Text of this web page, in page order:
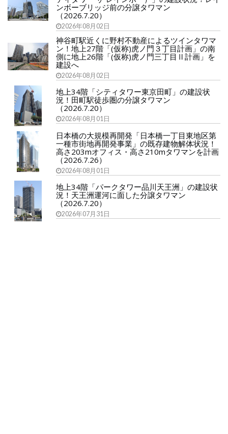
ンボーブリッジ前の分譲タワマン
（2026.7.20）
2026年08月02日
神谷町駅近くに野村不動産によるツインタワマ
ン！地上27階「(仮称)虎ノ門３丁目計画」の南
側に地上26階「(仮称)虎ノ門三丁目Ⅱ計画」を
建設へ
2026年08月02日
地上34階「シティタワー東京田町」の建設状
況！田町駅徒歩圏の分譲タワマン
（2026.7.20）
2026年08月01日
日本橋の大規模再開発「日本橋一丁目東地区第
一種市街地再開発事業」の既存建物解体状況！
高さ203mオフィス・高さ210mタワマンを計画
（2026.7.26）
2026年08月01日
地上34階「パークタワー品川天王洲」の建設状
況！天王洲運河に面した分譲タワマン
（2026.7.20）
2026年07月31日